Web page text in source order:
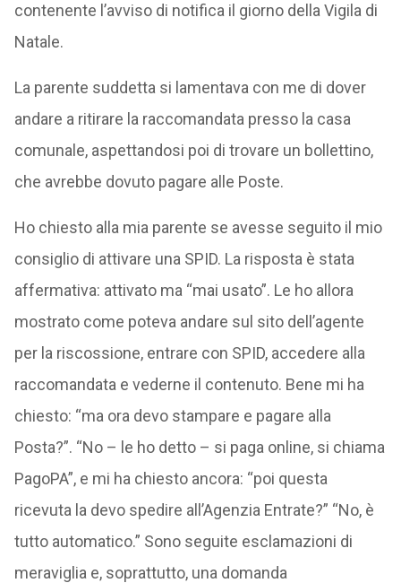
contenente l’avviso di notifica il giorno della Vigila di
Natale.
La parente suddetta si lamentava con me di dover
andare a ritirare la raccomandata presso la casa
comunale, aspettandosi poi di trovare un bollettino,
che avrebbe dovuto pagare alle Poste.
Ho chiesto alla mia parente se avesse seguito il mio
consiglio di attivare una SPID. La risposta è stata
affermativa: attivato ma “mai usato”. Le ho allora
mostrato come poteva andare sul sito dell’agente
per la riscossione, entrare con SPID, accedere alla
raccomandata e vederne il contenuto. Bene mi ha
chiesto: “ma ora devo stampare e pagare alla
Posta?”. “No – le ho detto – si paga online, si chiama
PagoPA”, e mi ha chiesto ancora: “poi questa
ricevuta la devo spedire all’Agenzia Entrate?” “No, è
tutto automatico.” Sono seguite esclamazioni di
meraviglia e, soprattutto, una domanda